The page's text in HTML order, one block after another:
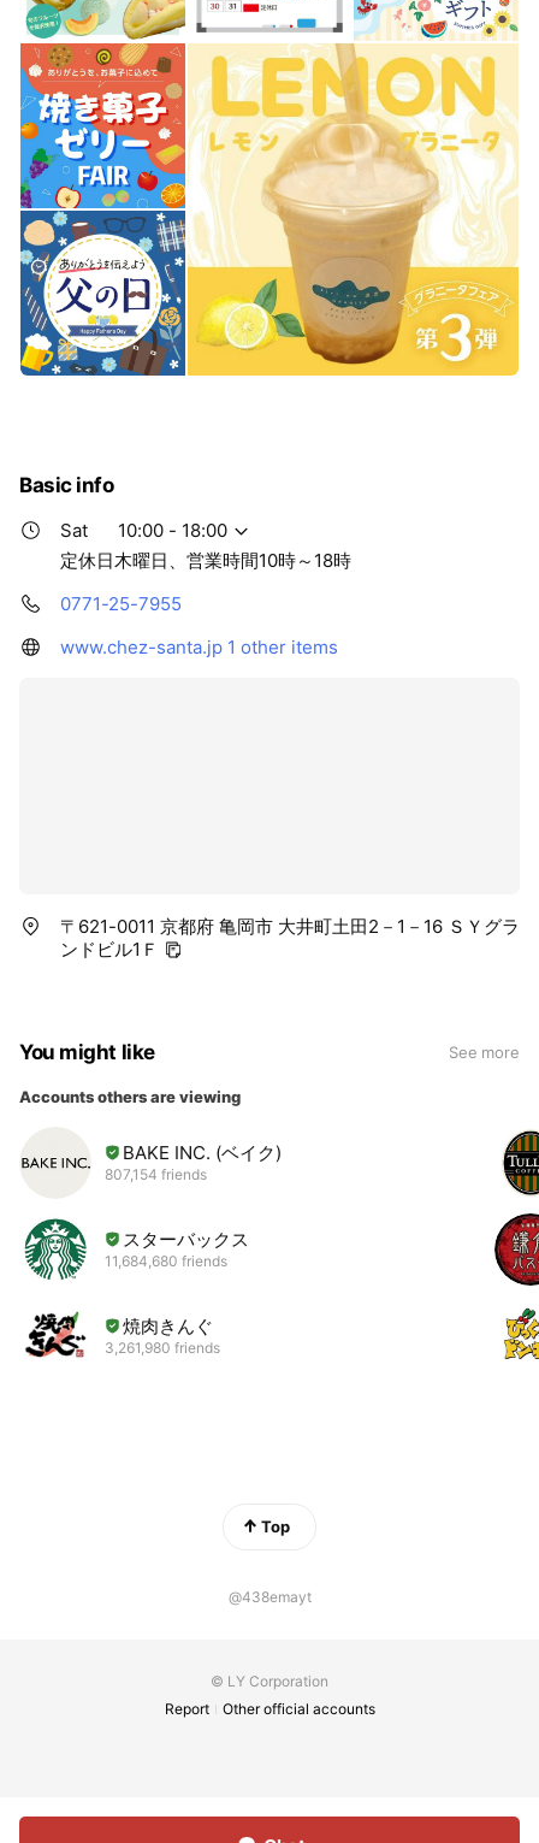
Basic info
Sat
10:00 - 18:00
定休日木曜日、営業時間10時～18時
0771-25-7955
www.chez-santa.jp 1 other items
〒621-0011 京都府 亀岡市 大井町土田2－1－16 ＳＹグラ
ンドビル1Ｆ
You might like See more
Accounts others are viewing
BAKE INC. (ベイク)
807,154 friends
スターバックス
11,684,680 friends
焼肉きんぐ
3,261,980 friends
Top
@438emayt
© LY Corporation
Report
Other official accounts